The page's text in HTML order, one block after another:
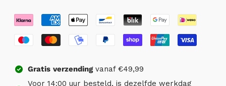
Gratis verzendingvanaf €49,99
Voor 14:00 uur besteld, is dezelfde werkdag